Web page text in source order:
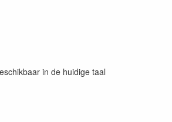
in de huidige taal